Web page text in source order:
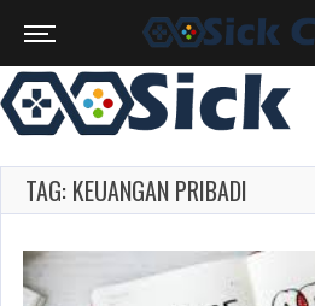
TAG: KEUANGAN PRIBADI